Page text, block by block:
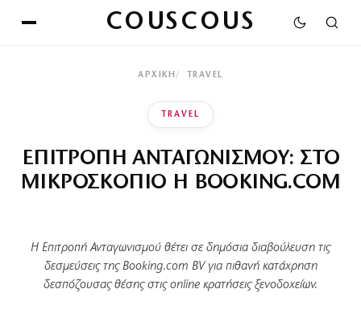
COUSCOUS
ΑΡΧΙΚΉ TRAVEL
TRAVEL
ΕΠΙΤΡΟΠΗ ΑΝΤΑΓΩΝΙΣΜΟΥ: ΣΤΟ
ΜΙΚΡΟΣΚΟΠΙΟ Η BOOKING.COM
Η Επιτροπή Ανταγωνισμού θέτει σε δημόσια διαβούλευση τις
δεσμεύσεις της Booking.com BV για πιθανή κατάχρηση
δεσπόζουσας θέσης στις online κρατήσεις ξενοδοχείων.